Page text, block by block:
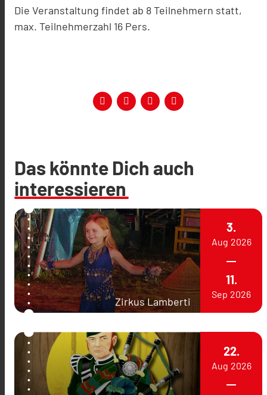
Die Veranstaltung findet ab 8 Teilnehmern statt,
max. Teilnehmerzahl 16 Pers.
Das könnte Dich auch
interessieren
Zirkus Lamberti
3.
Aug 2026
11.
Sep 2026
22.
Aug 2026